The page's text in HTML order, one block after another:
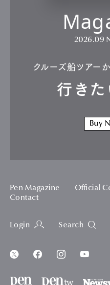
2026.09
クルーズ船ツアー
行き
Buy
Pen Magazine Official
Contact
Login Search